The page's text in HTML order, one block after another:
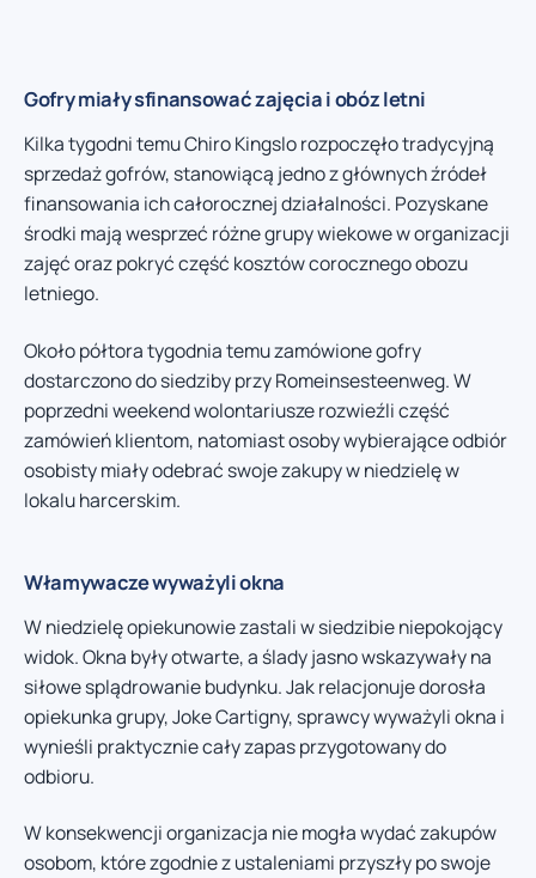
Gofry miały sfinansować zajęcia i obóz letni
Kilka tygodni temu Chiro Kingslo rozpoczęło tradycyjną
sprzedaż gofrów, stanowiącą jedno z głównych źródeł
finansowania ich całorocznej działalności. Pozyskane
środki mają wesprzeć różne grupy wiekowe w organizacji
zajęć oraz pokryć część kosztów corocznego obozu
letniego.
Około półtora tygodnia temu zamówione gofry
dostarczono do siedziby przy Romeinsesteenweg. W
poprzedni weekend wolontariusze rozwieźli część
zamówień klientom, natomiast osoby wybierające odbiór
osobisty miały odebrać swoje zakupy w niedzielę w
lokalu harcerskim.
Włamywacze wyważyli okna
W niedzielę opiekunowie zastali w siedzibie niepokojący
widok. Okna były otwarte, a ślady jasno wskazywały na
siłowe splądrowanie budynku. Jak relacjonuje dorosła
opiekunka grupy, Joke Cartigny, sprawcy wyważyli okna i
wynieśli praktycznie cały zapas przygotowany do
odbioru.
W konsekwencji organizacja nie mogła wydać zakupów
osobom, które zgodnie z ustaleniami przyszły po swoje